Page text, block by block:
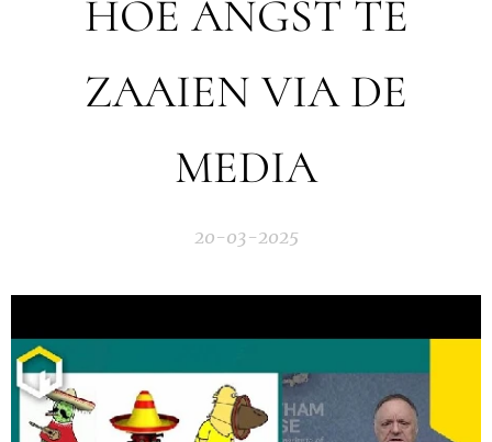
HOE ANGST TE
ZAAIEN VIA DE
MEDIA
20-03-2025